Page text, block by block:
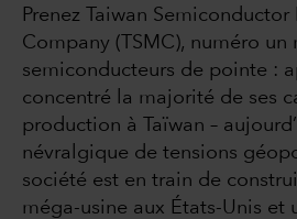
Prenez Taiwan
Company (TSMC), numéro un
semiconducteurs de pointe :
concentré la majorité de ses
production à Taïwan –
névralgique de tensions
société est en train de
méga-usine aux États-Unis et